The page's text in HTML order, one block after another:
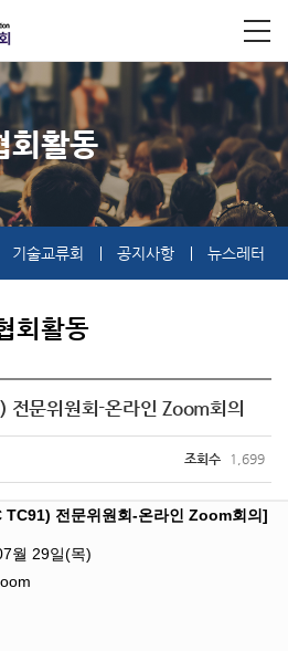
회활동
기술교류회 공지사항 뉴스레터
회활동
전문위원회-온라인 Zoom회의
조회수 1,699
TC91) 전문위원회-온라인 Zoom회의]
월 29일(목)